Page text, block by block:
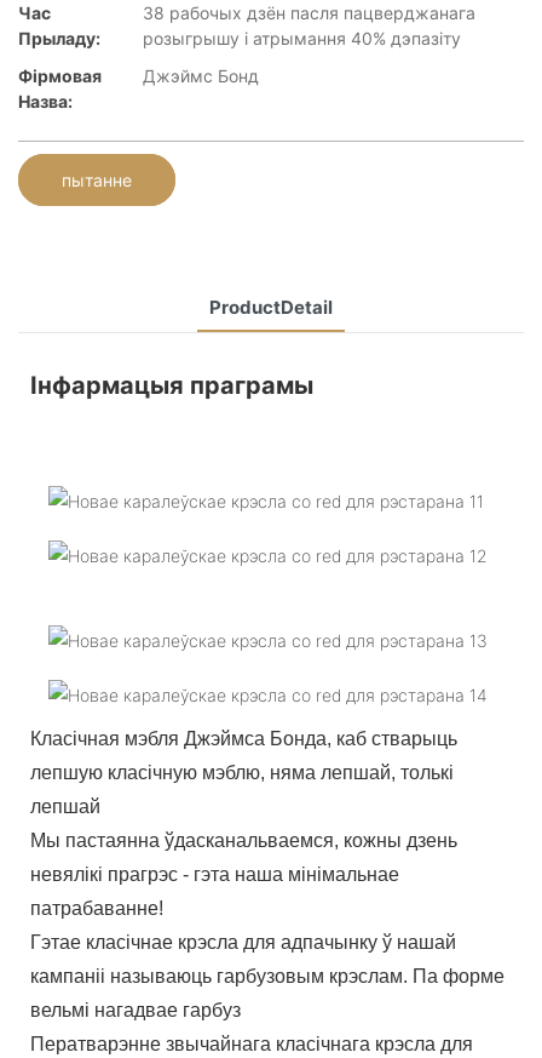
Час
Прыладу:
38 рабочых дзён пасля пацверджанага
розыгрышу і атрымання 40% дэпазіту
Фірмовая
Назва:
Джэймс Бонд
пытанне
ProductDetail
Інфармацыя праграмы
Класічная мэбля Джэймса Бонда, каб стварыць
лепшую класічную мэблю, няма лепшай, толькі
лепшай
Мы пастаянна ўдасканальваемся, кожны дзень
невялікі прагрэс - гэта наша мінімальнае
патрабаванне!
Гэтае класічнае крэсла для адпачынку ў нашай
кампаніі называюць гарбузовым крэслам. Па форме
вельмі нагадвае гарбуз
Ператварэнне звычайнага класічнага крэсла для